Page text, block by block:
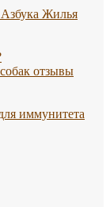
Жилья
отзывы
иммунитета